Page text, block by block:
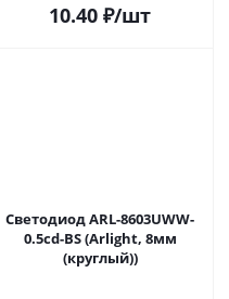
10.40 ₽/шт
Светодиод ARL-8603UWW-
0.5cd-BS (Arlight, 8мм
(круглый))